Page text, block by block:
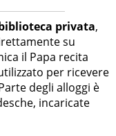
privata,
su
il Papa recita
per ricevere
degli alloggi è
incaricate